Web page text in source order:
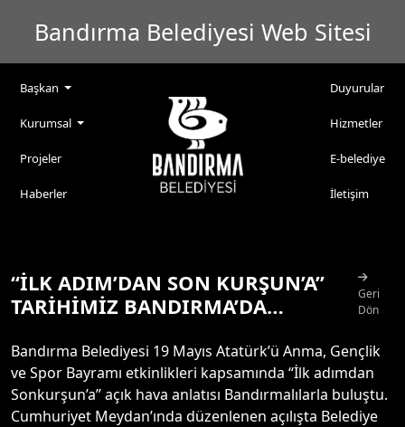
Bandırma Belediyesi Web Sitesi
Başkan
Kurumsal
Projeler
Haberler
Duyurular
Hizmetler
E-belediye
İletişim
“İLK ADIM’DAN SON KURŞUN’A”
TARİHİMİZ BANDIRMA’DA…
Geri
Dön
Bandırma Belediyesi 19 Mayıs Atatürk’ü Anma, Gençlik
ve Spor Bayramı etkinlikleri kapsamında “İlk adımdan
Sonkurşun’a” açık hava anlatısı Bandırmalılarla buluştu.
Cumhuriyet Meydan’ında düzenlenen açılışta Belediye